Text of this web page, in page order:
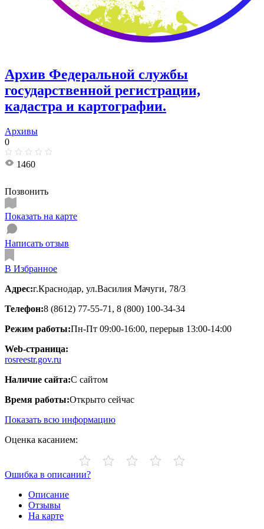
Архив Федеральной службы
государственной регистрации,
кадастра и картографии.
Архивы
0
1460
Позвонить
Показать на карте
Написать отзыв
В Избранное
Адрес:г.Краснодар, ул.Василия Мачуги, 78/3
Телефон:8 (8612) 77-55-71, 8 (800) 100-34-34
Режим работы:Пн-Пт 09:00-16:00, перерыв 13:00-14:00
Web-страница:
rosreestr.gov.ru
Наличие сайта:С сайтом
Время работы:Открыто сейчас
Показать всю информацию
Оценка касанием:
Ошибка в описании?
Описание
Отзывы
На карте